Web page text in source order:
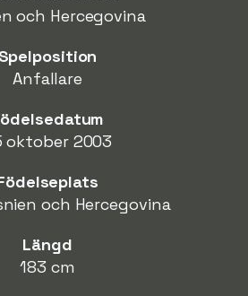
och Hercegovina
Spelposition
Anfallare
oktober 2003
och Hercegovina
Längd
183 cm